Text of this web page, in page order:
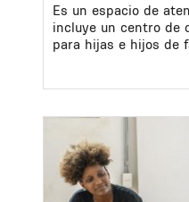
Es un espacio de
incluye un centro de
para hijas e hijos de